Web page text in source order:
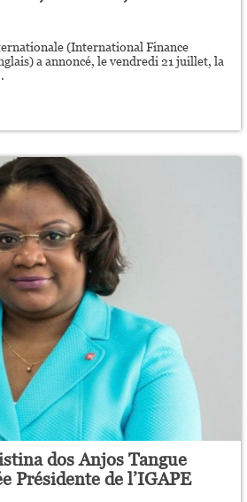
(International Finance
a annoncé, le vendredi 21 juillet, la
dos Anjos Tangue
Présidente de l’IGAPE